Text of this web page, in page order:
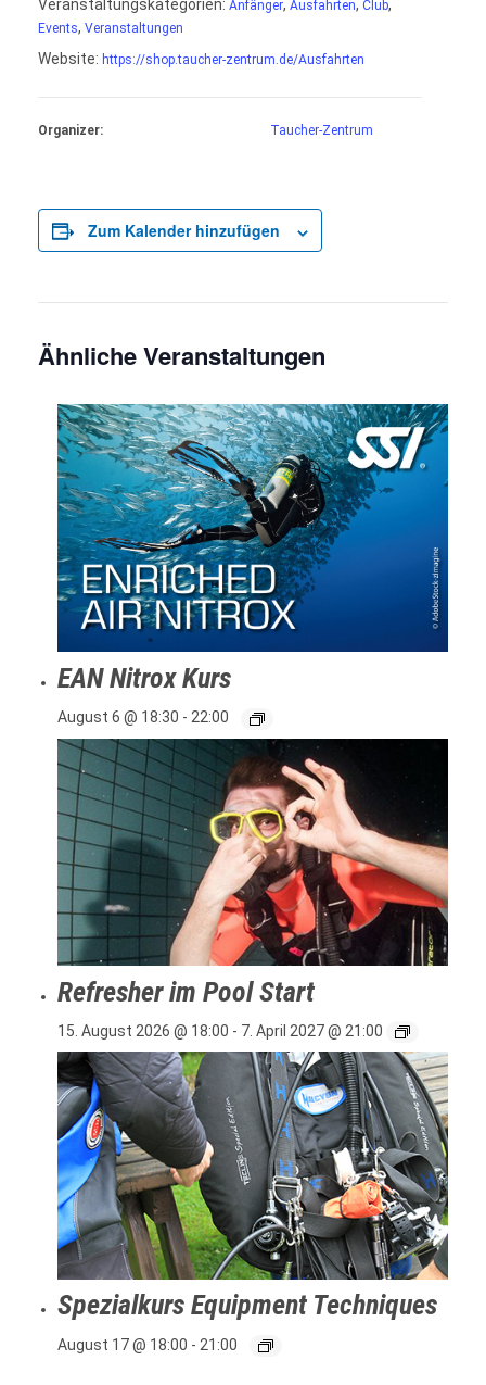
Veranstaltungskategorien: Anfänger, Ausfahrten, Club,
Events, Veranstaltungen
Website: https://shop.taucher-zentrum.de/Ausfahrten
Organizer: Taucher-Zentrum
Zum Kalender hinzufügen
Ähnliche Veranstaltungen
EAN Nitrox Kurs
August 6 @ 18:30 -22:00
Refresher im Pool Start
15. August 2026 @ 18:00 - 7. April 2027 @ 21:00
Spezialkurs Equipment Techniques
August 17 @ 18:00 - 21:00